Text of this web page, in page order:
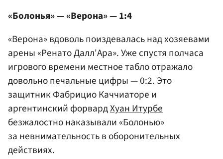
«Болонья» — «Верона» — 1:4
«Верона» вдоволь поиздевалась над хозяевами
арены «Ренато Далл'Ара». Уже спустя полчаса
игрового времени местное табло отражало
довольно печальные цифры — 0:2. Это
защитник Фабрицио Каччиаторе и
аргентинский форвардХуан Итурбе
безжалостно наказывали «Болонью»
за невнимательность в оборонительных
действиях.